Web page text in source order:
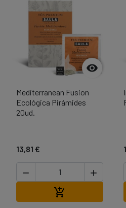

Mediterranean Fusion
Ecológica Pirámides
20ud.
13,81 €
 
